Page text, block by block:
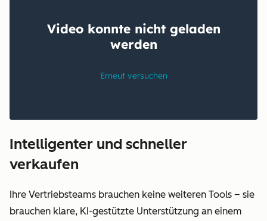
Intelligenter und schneller
verkaufen
Ihre Vertriebsteams brauchen keine weiteren Tools – sie
brauchen klare, KI-gestützte Unterstützung an einem